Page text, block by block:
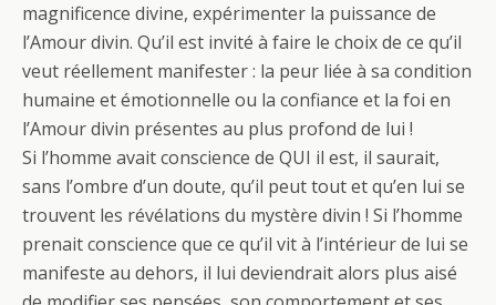
magnificence divine, expérimenter la puissance de
l’Amour divin. Qu’il est invité à faire le choix de ce qu’il
veut réellement manifester : la peur liée à sa condition
humaine et émotionnelle ou la confiance et la foi en
l’Amour divin présentes au plus profond de lui !
Si l’homme avait conscience de QUI il est, il saurait,
sans l’ombre d’un doute, qu’il peut tout et qu’en lui se
trouvent les révélations du mystère divin ! Si l’homme
prenait conscience que ce qu’il vit à l’intérieur de lui se
manifeste au dehors, il lui deviendrait alors plus aisé